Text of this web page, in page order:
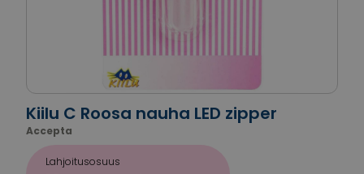
Kiilu C Roosa nauha LED zipper
Accepta
Lahjoitusosuus